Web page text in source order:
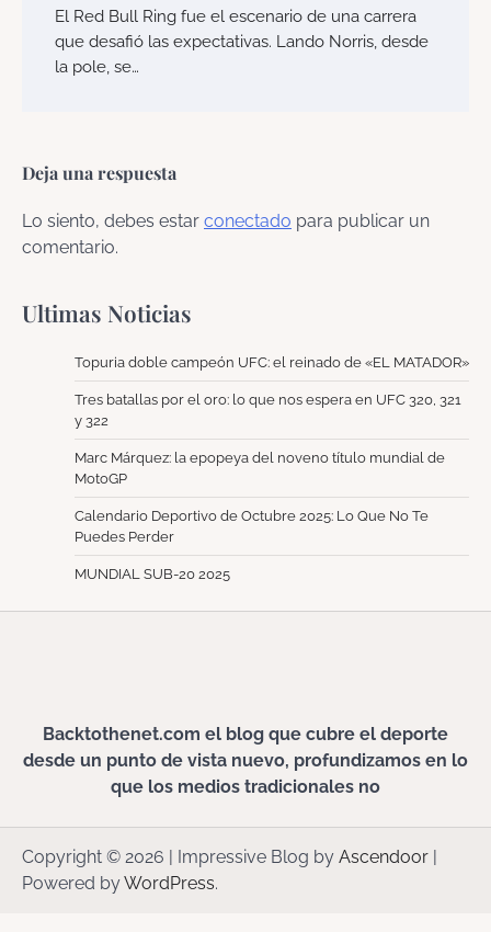
El Red Bull Ring fue el escenario de una carrera
que desafió las expectativas. Lando Norris, desde
la pole, se…
Deja una respuesta
Lo siento, debes estar conectado para publicar un
comentario.
Ultimas Noticias
Topuria doble campeón UFC: el reinado de «EL MATADOR»
Tres batallas por el oro: lo que nos espera en UFC 320, 321
y 322
Marc Márquez: la epopeya del noveno título mundial de
MotoGP
Calendario Deportivo de Octubre 2025: Lo Que No Te
Puedes Perder
MUNDIAL SUB-20 2025
Backtothenet.com el blog que cubre el deporte
desde un punto de vista nuevo, profundizamos en lo
que los medios tradicionales no
Copyright © 2026 | Impressive Blog by Ascendoor
Powered byWordPress.